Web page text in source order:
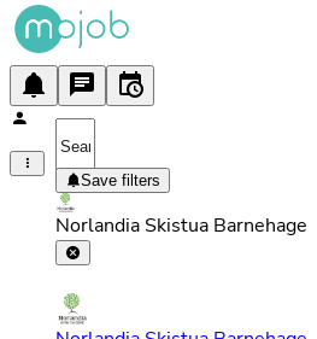
Save filters
Norlandia Skistua Barnehage